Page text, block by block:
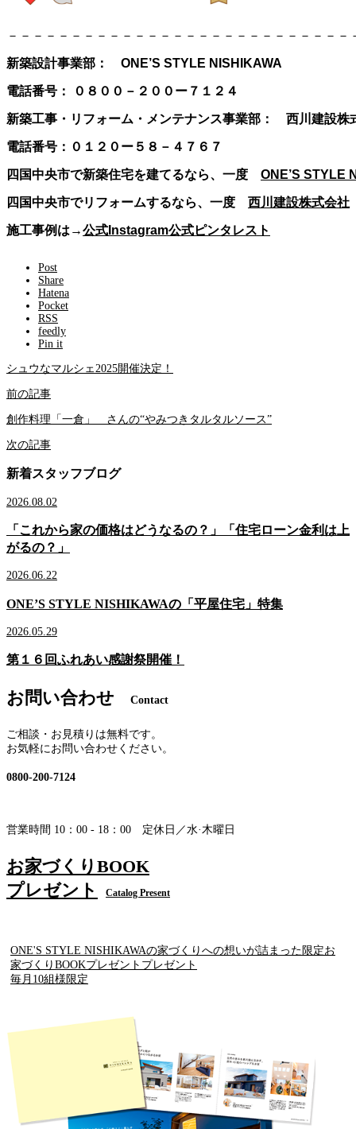
－－－－－－－－－－－－－－－－－－－－－－－－－－
新築設計事業部： ONE’S STYLE NISHIKAWA
電話番号： ０８００－２００ー７１２４
新築工事・リフォーム・メンテナンス事業部： 西川建設株
電話番号：０１２０ー５８－４７６７
四国中央市で新築住宅を建てるなら、一度 ONE’S STYLE
四国中央市でリフォームするなら、一度 西川建設株式会社
施工事例は→公式Instagram公式ピンタレスト
Post
Share
Hatena
Pocket
RSS
feedly
Pin it
シュウなマルシェ2025開催決定！
前の記事
創作料理「一倉」 さんの“やみつきタルタルソース”
次の記事
新着スタッフブログ
2026.08.02
「これから家の価格はどうなるの？」「住宅ローン金利は上
がるの？」
2026.06.22
ONE’S STYLE NISHIKAWAの「平屋住宅」特集
2026.05.29
第１６回ふれあい感謝祭開催！
お問い合わせ Contact
ご相談・お見積りは無料です。
お気軽にお問い合わせください。
0800-200-7124
営業時間 10：00 - 18：00 定休日／水·木曜日
お家づくりBOOK
プレゼント
Catalog Present
ONE'S STYLE NISHIKAWAの家づくりへの想いが詰まった限定お
家づくりBOOKプレゼントプレゼント
毎月10組様限定